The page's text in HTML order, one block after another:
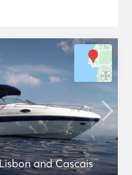
and Cascais